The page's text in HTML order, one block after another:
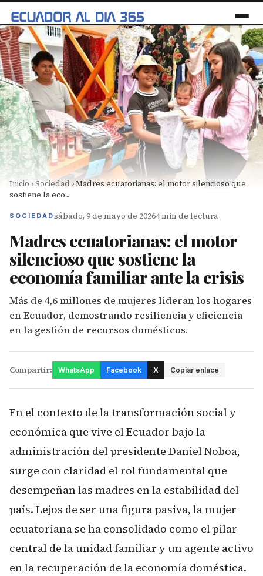
Inicio ›Sociedad ›Madres ecuatorianas: el motor silencioso que
sostiene la eco...
SOCIEDADsábado, 9 de mayo de 20264 min de lectura
Madres ecuatorianas: el motor
silencioso que sostiene la
economía familiar ante la crisis
Más de 4,6 millones de mujeres lideran los hogares
en Ecuador, demostrando resiliencia y eficiencia
en la gestión de recursos domésticos.
Compartir: WhatsApp Facebook X Copiar enlace
En el contexto de la transformación social y
económica que vive el Ecuador bajo la
administración del presidente Daniel Noboa,
surge con claridad el rol fundamental que
desempeñan las madres en la estabilidad del
país. Lejos de ser una figura pasiva, la mujer
ecuatoriana se ha consolidado como el pilar
central de la unidad familiar y un agente activo
en la recuperación de la economía doméstica.